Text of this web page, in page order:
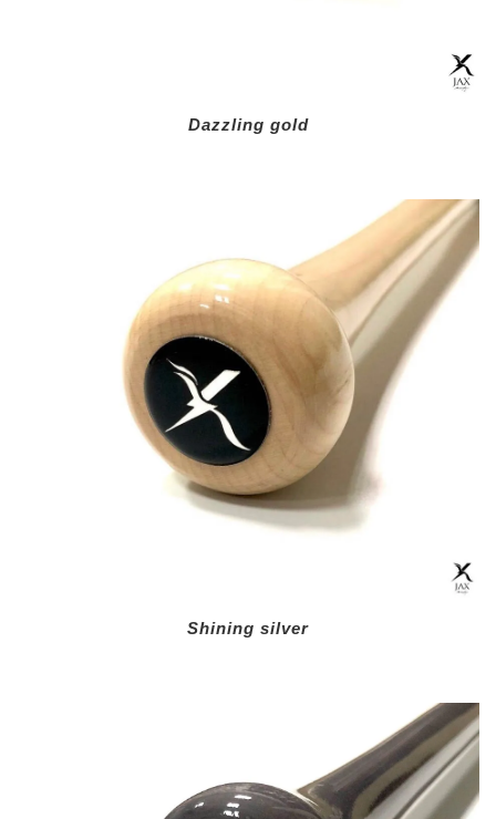
Dazzling gold
Shining silver